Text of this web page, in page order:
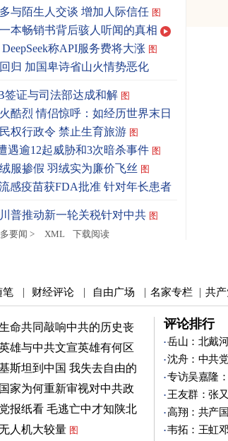
多与陌生人交谈 增加人际信任 图
一本畅销书背后骇人听闻的真相
称API服务费将大涨 图
归 加国卑诗省山火情势恶化
签证与司法部达成和解 图
酷烈 情侣惊呼：如经历世界末日
权行政令 禁止生育旅游 图
遇逾12起威胁和3次暗杀事件 图
服掺假 羽绒实为廉价飞丝 图
感疫苗获FDA批准 针对年长患者
川普推动新一轮关税针对中共 图
要闻 >
XML 下载阅读
笔 | 财经评论 | 自由广场 | 名家专栏 | 共
命共同敲响中共的历史丧
雄与中共文宣英雄有何区
斯坦到中国 我失去自由的
家为何重新审视对中共政
报纸看 毛逃亡中才知陕北
人机大较量 图
评论排行
岳山：北戴
沈舟：中共
专访吴嘉隆
王友群：张
高翔：共产
韦拓：王虹